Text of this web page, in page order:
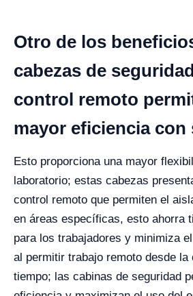
Otro de los
cabezas de
control remoto
mayor eficiencia con
Esto proporciona una mayor
laboratorio; estas cabezas
control remoto que permiten el
en áreas específicas, esto ahorra
para los trabajadores y minimiza
al permitir trabajo remoto desde la
tiempo; las cabinas de seguridad